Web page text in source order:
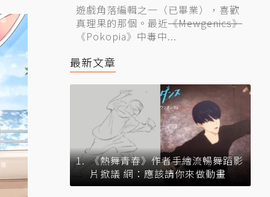
遊戲角落編輯之一（已畢業），喜歡
真理果的那個。最近《Mewgenics》
《Pokopia》中毒中...
最新文章
《熱舞青春》作者手繪流暢舞蹈影
片掀議 網：應該請你來做動畫